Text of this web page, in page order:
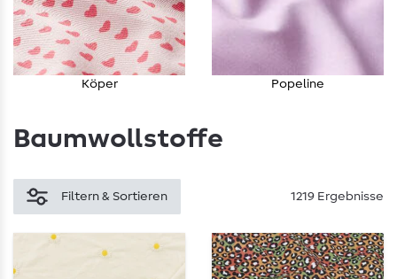
Köper Popeline
Baumwollstoffe
Filtern & Sortieren 1219 Ergebnisse